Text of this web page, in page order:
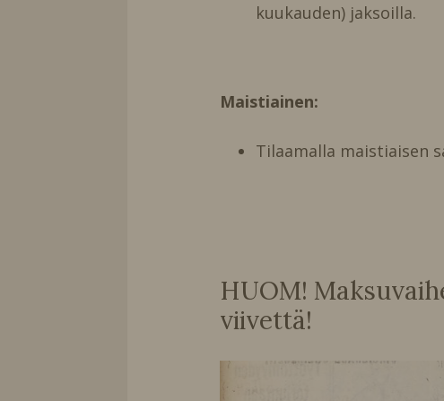
kuukauden) jaksoilla.
Maistiainen:
Tilaamalla maistiaisen
HUOM!
viivettä!